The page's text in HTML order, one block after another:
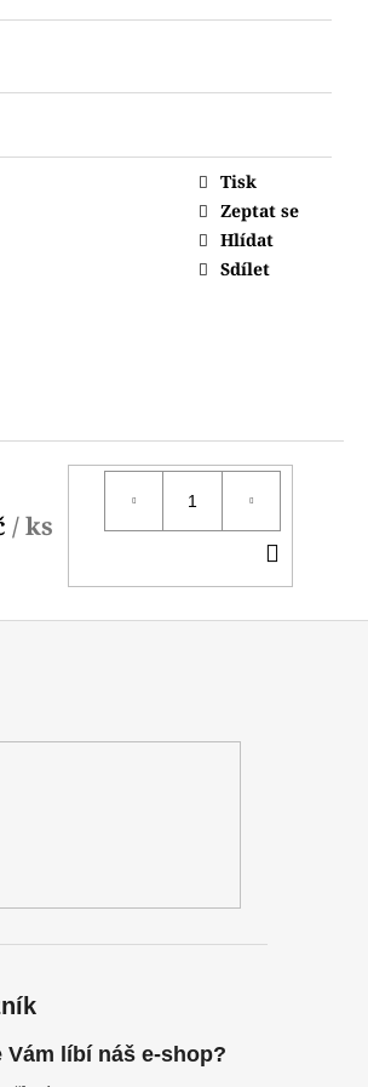
Tisk
Zeptat se
Hlídat
Sdílet
/ ks
Vám líbí náš e-shop?